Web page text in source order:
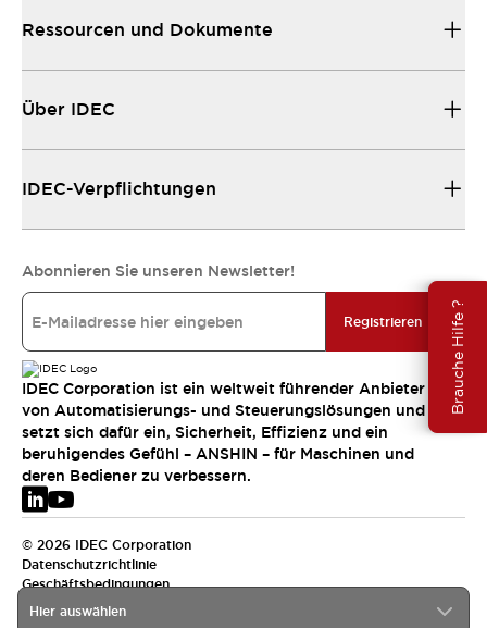
Brauche Hilfe ?
Hier auswählen
Ressourcen und Dokumente
Über IDEC
IDEC-Verpflichtungen
Abonnieren Sie unseren Newsletter!
Registrieren
IDEC Corporation ist ein weltweit führender Anbieter
von Automatisierungs- und Steuerungslösungen und
setzt sich dafür ein, Sicherheit, Effizienz und ein
beruhigendes Gefühl – ANSHIN – für Maschinen und
deren Bediener zu verbessern.
© 2026 IDEC Corporation
Datenschutzrichtlinie
Geschäftsbedingungen
EMEA